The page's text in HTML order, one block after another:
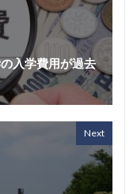
入学費用が過去
Next